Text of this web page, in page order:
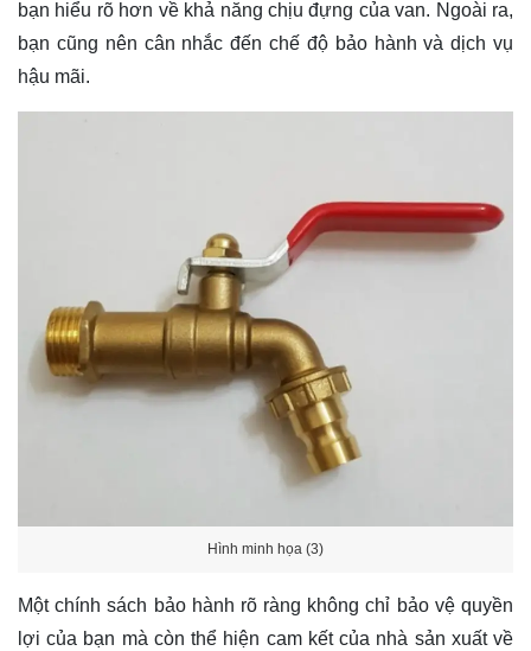
bạn hiểu rõ hơn về khả năng chịu đựng của van. Ngoài ra,
bạn cũng nên cân nhắc đến chế độ bảo hành và dịch vụ
hậu mãi.
Hình minh họa (3)
Một chính sách bảo hành rõ ràng không chỉ bảo vệ quyền
lợi của bạn mà còn thể hiện cam kết của nhà sản xuất về